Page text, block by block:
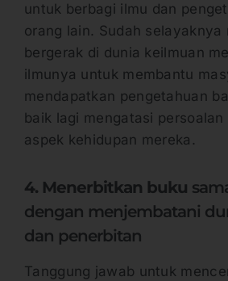
untuk berbagi ilmu dan
orang lain. Sudah selayaknya
bergerak di dunia keilmuan
ilmunya untuk membantu
mendapatkan pengetahuan
baik lagi mengatasi
aspek kehidupan mereka.
4. Menerbitkan buku
dengan menjembatani
dan penerbitan
Tanggung jawab untuk